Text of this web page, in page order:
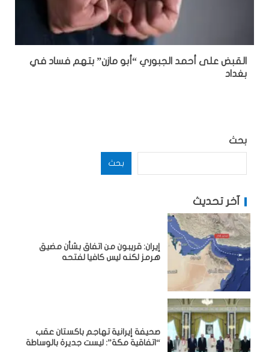
القبض على أحمد الجبوري “أبو مازن” بتهم فساد في
بغداد
بحث
بحث
آخر تحديث
إيران: قريبون من اتفاق بشأن مضيق
هرمز لكنه ليس كافيا لفتحه
صحيفة إيرانية تهاجم باكستان عقب
“اتفاقية مكة”: ليست جديرة بالوساطة